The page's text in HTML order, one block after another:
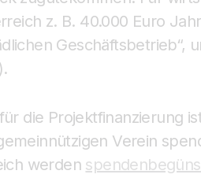
z. B. 40.000 Euro
Geschäftsbetrieb“,
die Projektfinanzierung
Verein
werden